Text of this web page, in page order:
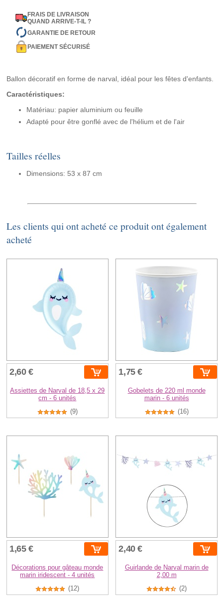
FRAIS DE LIVRAISON
QUAND ARRIVE-T-IL ?
GARANTIE DE RETOUR
PAIEMENT SÉCURISÉ
Ballon décoratif en forme de narval, idéal pour les fêtes d'enfants.
Caractéristiques:
Matériau: papier aluminium ou feuille
Adapté pour être gonflé avec de l'hélium et de l'air
Tailles réelles
Dimensions: 53 x 87 cm
Les clients qui ont acheté ce produit ont également
acheté
2,60 €
Assiettes de Narval de 18,5 x 29
cm - 6 unités
(9)
1,75 €
Gobelets de 220 ml monde
marin - 6 unités
(16)
1,65 €
Décorations pour gâteau monde
marin iridescent - 4 unités
(12)
2,40 €
Guirlande de Narval marin de
2,00 m
(2)